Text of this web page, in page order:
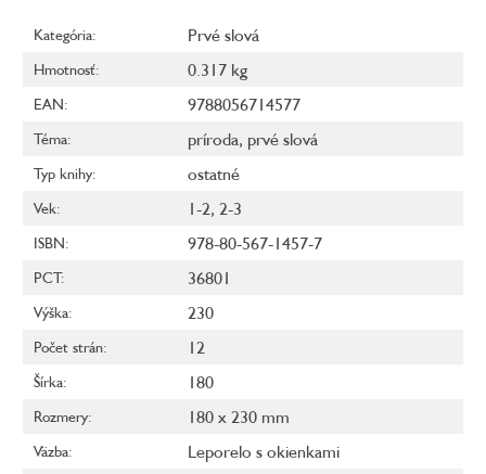
Kategória: Prvé slová
Hmotnosť: 0.317 kg
EAN: 9788056714577
Téma: príroda, prvé slová
Typ knihy: ostatné
Vek: 1-2, 2-3
ISBN: 978-80-567-1457-7
PCT: 36801
Výška: 230
Počet strán: 12
Šírka: 180
Rozmery: 180 x 230 mm
Väzba: Leporelo s okienkami